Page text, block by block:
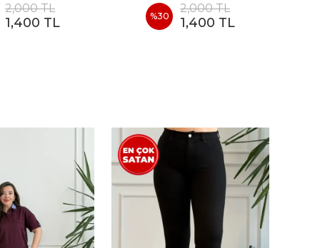
2,000 TL
1,400 TL %30
2,000 TL
1,400 TL